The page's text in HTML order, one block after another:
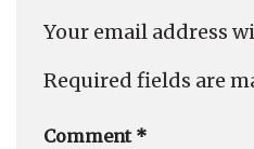
Your email address
Required fields are
Comment *